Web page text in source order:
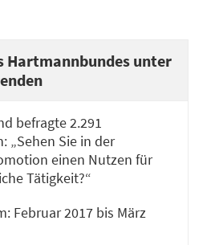
Hartmannbundes unter
befragte 2.291
„Sehen Sie in der
einen Nutzen für
Tätigkeit?“
Februar 2017 bis März